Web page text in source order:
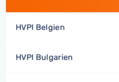
HVPI Belgien
HVPI Bulgarien